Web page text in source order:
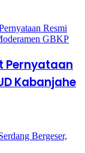
Pernyataan
Kabanjahe